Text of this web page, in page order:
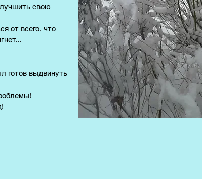
свою
от всего, что
готов выдвинуть